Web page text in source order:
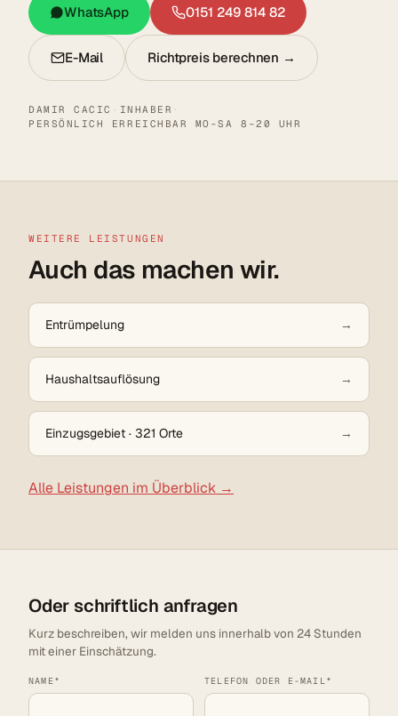
WhatsApp 0151 249 814 82
E-Mail Richtpreis berechnen →
DAMIR CACIC · INHABER ·
PERSÖNLICH ERREICHBAR MO–SA 8–20 UHR
WEITERE LEISTUNGEN
Auch das machen wir.
Entrümpelung
Haushaltsauflösung
Einzugsgebiet · 321 Orte
Alle Leistungen im Überblick →
Oder schriftlich anfragen
Kurz beschreiben, wir melden uns innerhalb von 24 Stunden
mit einer Einschätzung.
NAME* TELEFON ODER E-MAIL*